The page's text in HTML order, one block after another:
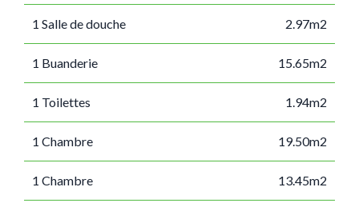
1 Salle de douche 2.97m2
1 Buanderie 15.65m2
1 Toilettes 1.94m2
1 Chambre 19.50m2
1 Chambre 13.45m2